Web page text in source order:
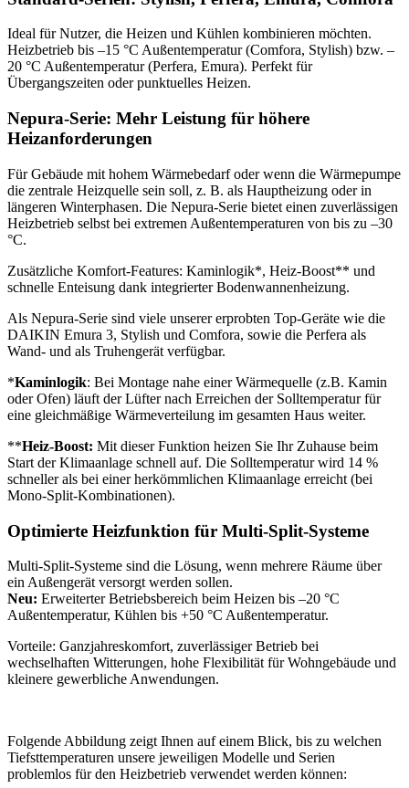
Ideal für Nutzer, die Heizen und Kühlen kombinieren möchten.
Heizbetrieb bis –15 °C Außentemperatur (Comfora, Stylish) bzw. –
20 °C Außentemperatur (Perfera, Emura). Perfekt für
Übergangszeiten oder punktuelles Heizen.
Nepura-Serie: Mehr Leistung für höhere
Heizanforderungen
Für Gebäude mit hohem Wärmebedarf oder wenn die Wärmepumpe
die zentrale Heizquelle sein soll, z. B. als Hauptheizung oder in
längeren Winterphasen. Die Nepura-Serie bietet einen zuverlässigen
Heizbetrieb selbst bei extremen Außentemperaturen von bis zu –30
°C.
Zusätzliche Komfort-Features: Kaminlogik*, Heiz-Boost** und
schnelle Enteisung dank integrierter Bodenwannenheizung.
Als Nepura-Serie sind viele unserer erprobten Top-Geräte wie die
DAIKIN Emura 3, Stylish und Comfora, sowie die Perfera als
Wand- und als Truhengerät verfügbar.
*Kaminlogik: Bei Montage nahe einer Wärmequelle (z.B. Kamin
oder Ofen) läuft der Lüfter nach Erreichen der Solltemperatur für
eine gleichmäßige Wärmeverteilung im gesamten Haus weiter.
**Heiz-Boost: Mit dieser Funktion heizen Sie Ihr Zuhause beim
Start der Klimaanlage schnell auf. Die Solltemperatur wird 14 %
schneller als bei einer herkömmlichen Klimaanlage erreicht (bei
Mono-Split-Kombinationen).
Optimierte Heizfunktion für Multi-Split-Systeme
Multi-Split-Systeme sind die Lösung, wenn mehrere Räume über
ein Außengerät versorgt werden sollen.
Neu: Erweiterter Betriebsbereich beim Heizen bis –20 °C
Außentemperatur, Kühlen bis +50 °C Außentemperatur.
Vorteile: Ganzjahreskomfort, zuverlässiger Betrieb bei
wechselhaften Witterungen, hohe Flexibilität für Wohngebäude und
kleinere gewerbliche Anwendungen.
Folgende Abbildung zeigt Ihnen auf einem Blick, bis zu welchen
Tiefsttemperaturen unsere jeweiligen Modelle und Serien
problemlos für den Heizbetrieb verwendet werden können: